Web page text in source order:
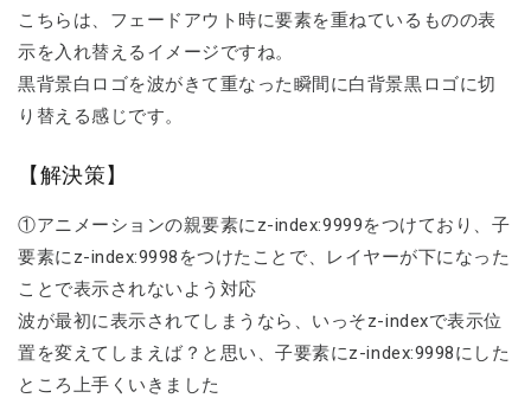
こちらは、フェードアウト時に要素を重ねているものの表
示を入れ替えるイメージですね。
黒背景白ロゴを波がきて重なった瞬間に白背景黒ロゴに切
り替える感じです。
【解決策】
①アニメーションの親要素にz-index:9999をつけており、子
要素にz-index:9998をつけたことで、レイヤーが下になった
ことで表示されないよう対応
波が最初に表示されてしまうなら、いっそz-indexで表示位
置を変えてしまえば？と思い、子要素にz-index:9998にした
ところ上手くいきました